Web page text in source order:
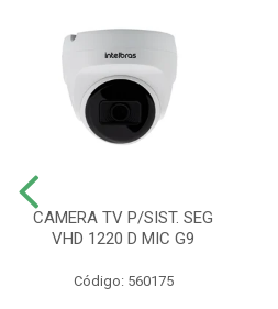
CAMERA TV P/SIST. SEG
VHD 1220 D MIC G9
Código: 560175